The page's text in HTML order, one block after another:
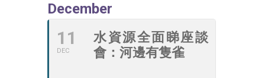
December
11
DEC
水資源全面睇座談
會：河邊有隻雀